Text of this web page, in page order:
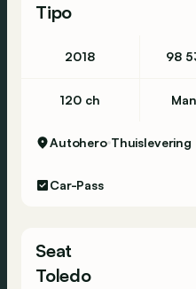
Tipo
2018 98
120 ch
Autohero Thuislevering
Car-Pass
Seat
Toledo